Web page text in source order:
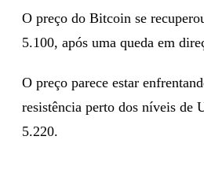
O preço do Bitcoin se
5.100, após uma queda em
O preço parece estar
resistência perto dos níveis de
5.220.